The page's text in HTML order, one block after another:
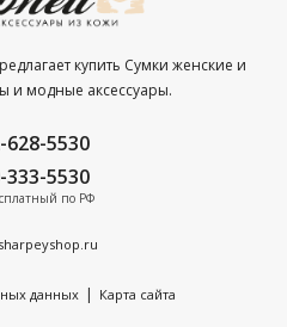
купить Сумки женские и
и модные аксессуары.
628-5530
333-5530
по РФ
данных | Карта сайта